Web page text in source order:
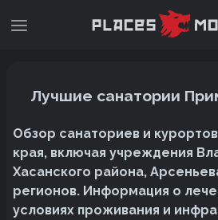
Лучшие санатории
Обзор санаториев и
края, включая учреждения
Хасанского района,
регионов. Информация о
условиях проживания и